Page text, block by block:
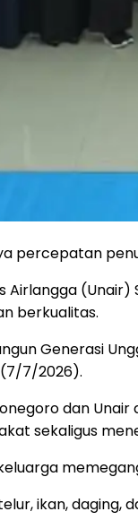
percepatan
berkualitas.
Generasi
(7/7/2026).
dan
sekaligus
ikan,